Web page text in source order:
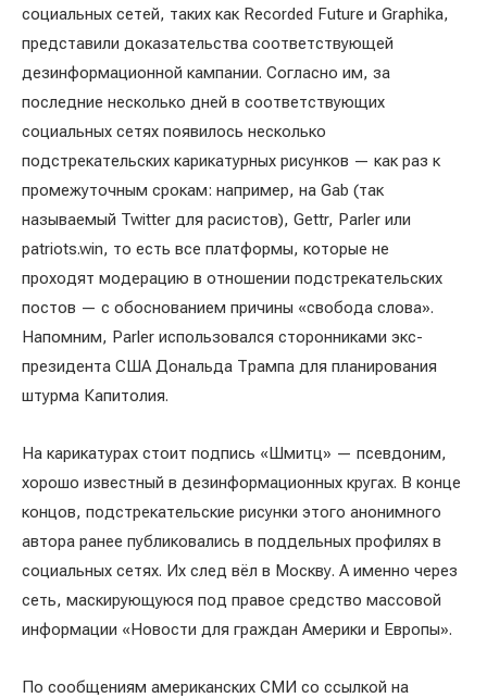
социальных сетей, таких как Recorded Future и Graphika,
представили доказательства соответствующей
дезинформационной кампании. Согласно им, за
последние несколько дней в соответствующих
социальных сетях появилось несколько
подстрекательских карикатурных рисунков — как раз к
промежуточным срокам: например, на Gab (так
называемый Twitter для расистов), Gettr, Parler или
patriots.win, то есть все платформы, которые не
проходят модерацию в отношении подстрекательских
постов — с обоснованием причины «свобода слова».
Напомним, Parler использовался сторонниками экс-
президента США Дональда Трампа для планирования
штурма Капитолия.
На карикатурах стоит подпись «Шмитц» — псевдоним,
хорошо известный в дезинформационных кругах. В конце
концов, подстрекательские рисунки этого анонимного
автора ранее публиковались в поддельных профилях в
социальных сетях. Их след вёл в Москву. А именно через
сеть, маскирующуюся под правое средство массовой
информации «Новости для граждан Америки и Европы».
По сообщениям американских СМИ со ссылкой на